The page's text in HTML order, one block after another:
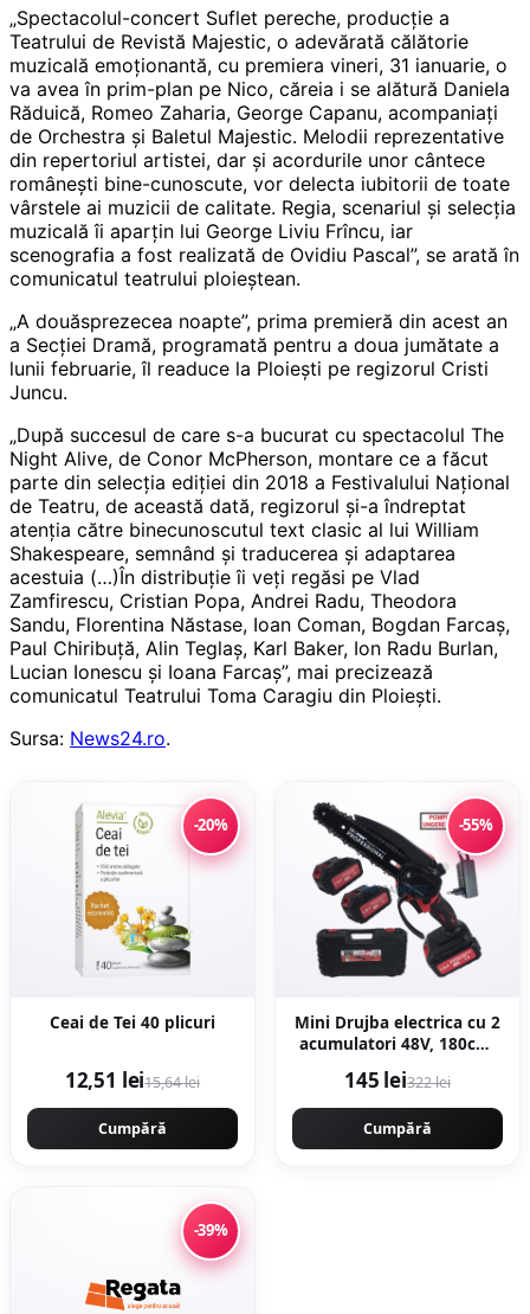
„Spectacolul-concert Suflet pereche, producţie a
Teatrului de Revistă Majestic, o adevărată călătorie
muzicală emoţionantă, cu premiera vineri, 31 ianuarie, o
va avea în prim-plan pe Nico, căreia i se alătură Daniela
Răduică, Romeo Zaharia, George Capanu, acompaniaţi
de Orchestra şi Baletul Majestic. Melodii reprezentative
din repertoriul artistei, dar şi acordurile unor cântece
româneşti bine-cunoscute, vor delecta iubitorii de toate
vârstele ai muzicii de calitate. Regia, scenariul şi selecţia
muzicală îi aparţin lui George Liviu Frîncu, iar
scenografia a fost realizată de Ovidiu Pascal”, se arată în
comunicatul teatrului ploieştean.
„A douăsprezecea noapte”, prima premieră din acest an
a Secţiei Dramă, programată pentru a doua jumătate a
lunii februarie, îl readuce la Ploieşti pe regizorul Cristi
Juncu.
„După succesul de care s-a bucurat cu spectacolul The
Night Alive, de Conor McPherson, montare ce a făcut
parte din selecţia ediţiei din 2018 a Festivalului Naţional
de Teatru, de această dată, regizorul şi-a îndreptat
atenţia către binecunoscutul text clasic al lui William
Shakespeare, semnând şi traducerea şi adaptarea
acestuia (…)În distribuţie îi veţi regăsi pe Vlad
Zamfirescu, Cristian Popa, Andrei Radu, Theodora
Sandu, Florentina Năstase, Ioan Coman, Bogdan Farcaş,
Paul Chiribuţă, Alin Teglaş, Karl Baker, Ion Radu Burlan,
Lucian Ionescu şi Ioana Farcaş”, mai precizează
comunicatul Teatrului Toma Caragiu din Ploieşti.
Sursa: News24.ro.
-20%
Ceai de Tei 40 plicuri
12,51 lei15,64 lei
Cumpără
-55%
Mini Drujba electrica cu 2
acumulatori 48V, 180cm,
transport, Campion
CMP1798
145 lei322 lei
Cumpără
-39%